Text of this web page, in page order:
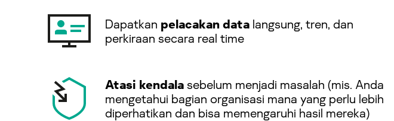
Dapatkan pelacakan data langsung, tren, dan
perkiraan secara real time
Atasi kendalasebelum menjadi masalah (mis. Anda
mengetahui bagian organisasi mana yang perlu lebih
diperhatikan dan bisa memengaruhi hasil mereka)